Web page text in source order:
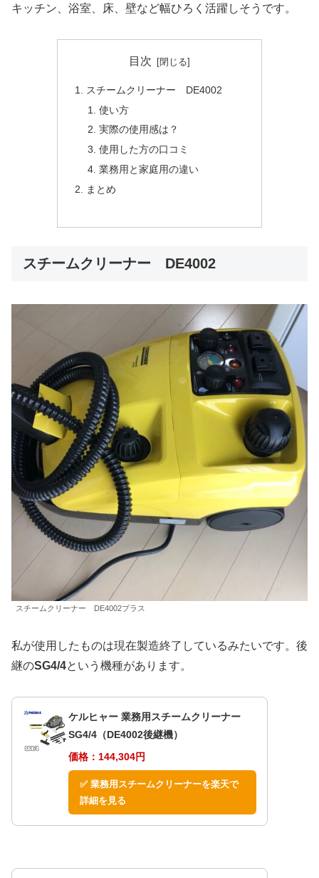
キッチン、浴室、床、壁など幅ひろく活躍しそうです。
目次
スチームクリーナー DE4002
使い方
実際の使用感は？
使用した方の口コミ
業務用と家庭用の違い
まとめ
スチームクリーナー DE4002
スチームクリーナー DE4002プラス
私が使用したものは現在製造終了しているみたいです。後
継のSG4/4という機種があります。
ケルヒャー 業務用スチームクリーナー
SG4/4（DE4002後継機）
価格：144,304円
✅ 業務用スチームクリーナーを楽天で
詳細を見る